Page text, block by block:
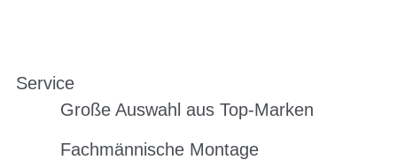
Service
Große Auswahl aus Top-Marken
Fachmännische Montage